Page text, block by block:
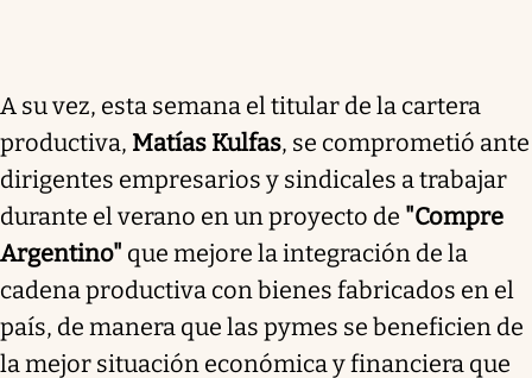
A su vez, esta semana el titular de la cartera
productiva, Matías Kulfas, se comprometió ante
dirigentes empresarios y sindicales a trabajar
durante el verano en un proyecto de "Compre
Argentino" que mejore la integración de la
cadena productiva con bienes fabricados en el
país, de manera que las pymes se beneficien de
la mejor situación económica y financiera que